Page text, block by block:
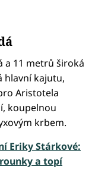
a 11 metrů široká
hlavní kajutu,
Aristotela
koupelnou
krbem.
Eriky Stárkové:
a topí